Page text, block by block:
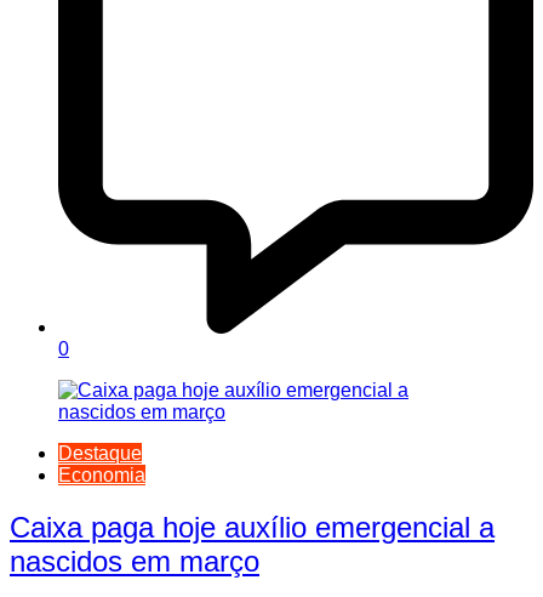
0
Destaque
Economia
Caixa paga hoje auxílio emergencial a
nascidos em março